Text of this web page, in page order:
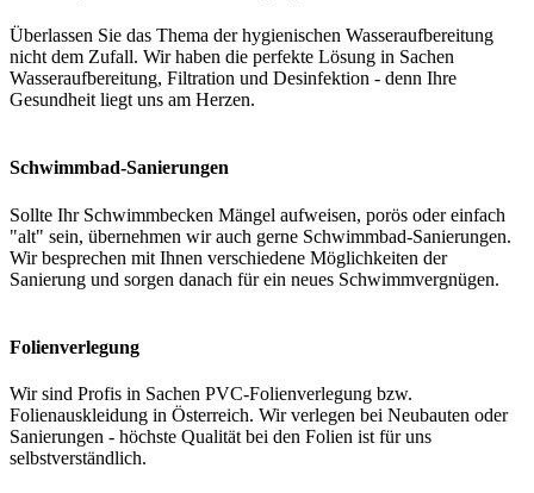
Überlassen Sie das Thema der hygienischen Wasseraufbereitung
nicht dem Zufall. Wir haben die perfekte Lösung in Sachen
Wasseraufbereitung, Filtration und Desinfektion - denn Ihre
Gesundheit liegt uns am Herzen.
Schwimmbad-Sanierungen
Sollte Ihr Schwimmbecken Mängel aufweisen, porös oder einfach
"alt" sein, übernehmen wir auch gerne Schwimmbad-Sanierungen.
Wir besprechen mit Ihnen verschiedene Möglichkeiten der
Sanierung und sorgen danach für ein neues Schwimmvergnügen.
Folienverlegung
Wir sind Profis in Sachen PVC-Folienverlegung bzw.
Folienauskleidung in Österreich. Wir verlegen bei Neubauten oder
Sanierungen - höchste Qualität bei den Folien ist für uns
selbstverständlich.